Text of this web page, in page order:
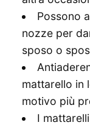
Possono
nozze per
sposo o
mattarello in
motivo più
I